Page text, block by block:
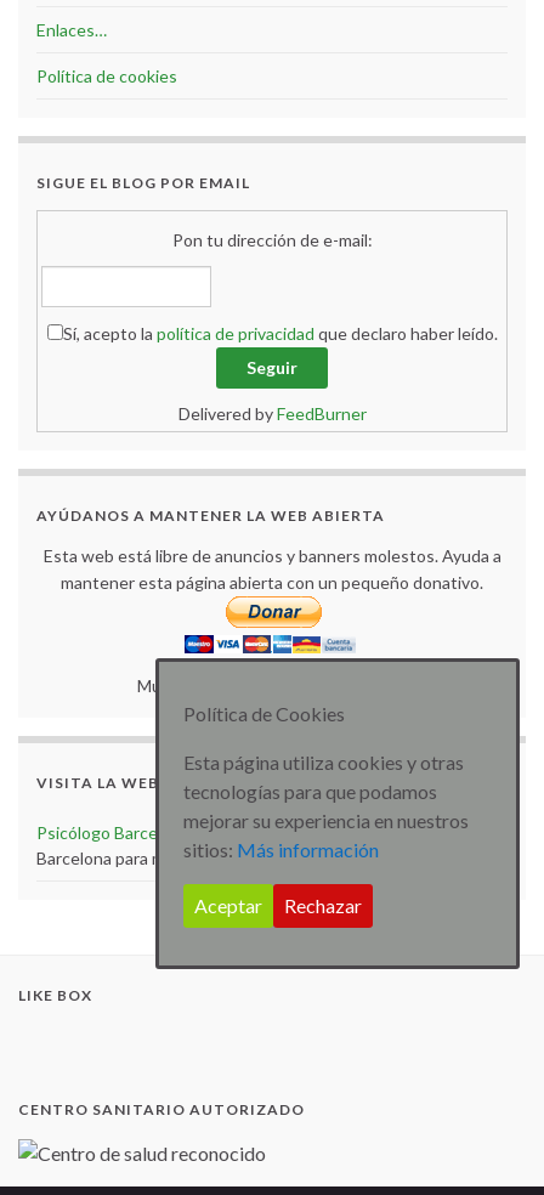
Enlaces…
Política de cookies
SIGUE EL BLOG POR EMAIL
Pon tu dirección de e-mail:
Sí, acepto la política de privacidad que declaro haber leído.
Delivered byFeedBurner
AYÚDANOS A MANTENER LA WEB ABIERTA
Esta web está libre de anuncios y banners molestos. Ayuda a
mantener esta página abierta con un pequeño donativo.
Muchas gracias por tu colaboración.
VISITA LA WEB
Psicólogo BarcelonaVisita la web de Psicólogo especialista
Barcelona para más artículos e información
LIKE BOX
CENTRO SANITARIO AUTORIZADO
Política de Cookies
Esta página utiliza cookies y otras
tecnologías para que podamos
mejorar su experiencia en nuestros
sitios: Más información
Aceptar Rechazar